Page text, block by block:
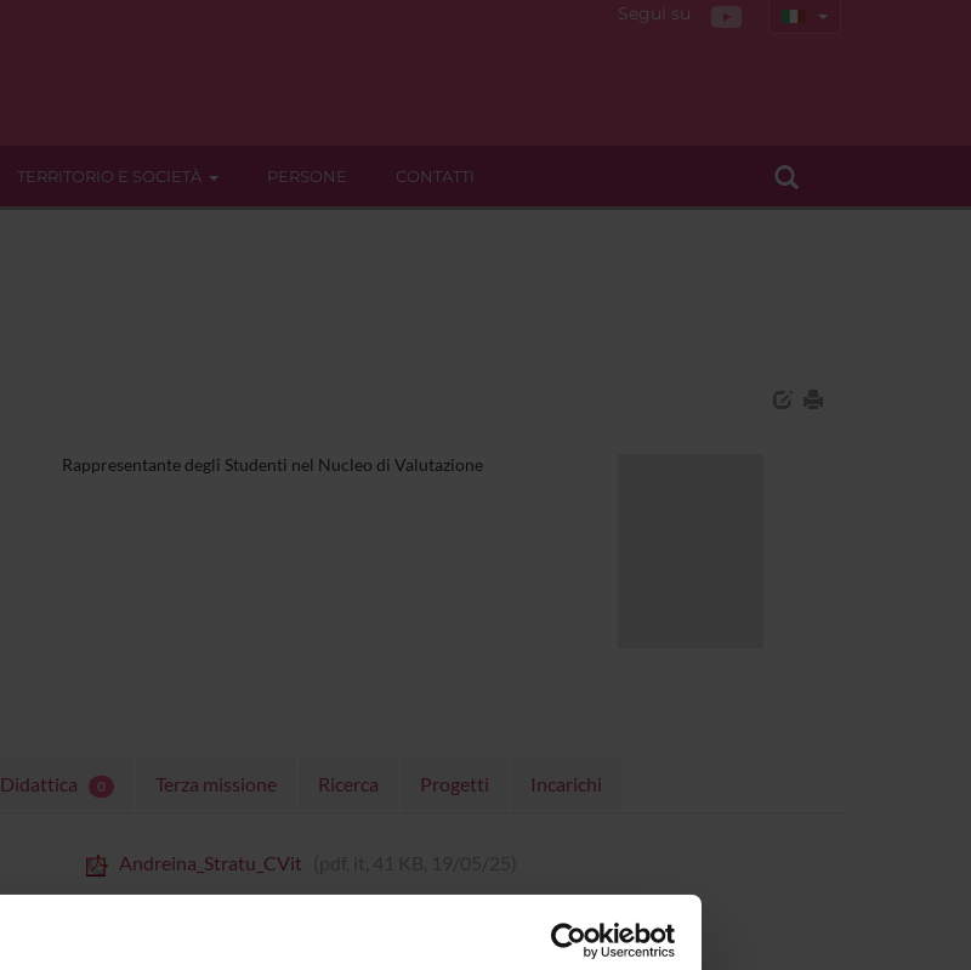
Segui su
TERRITORIO E SOCIETÀ PERSONE CONTATTI
Rappresentante degli Studenti nel Nucleo di Valutazione
Didattica 0 Terza missione Ricerca Progetti Incarichi
Andreina_Stratu_CVit